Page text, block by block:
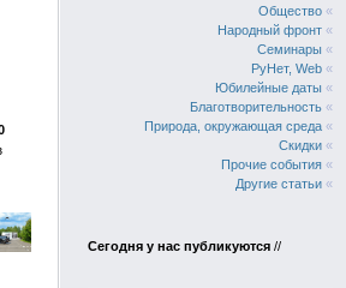
Общество «
Народный фронт «
Семинары «
РуНет, Web «
Юбилейные даты «
Благотворительность «
Природа, окружающая среда «
Скидки «
Прочие события «
Другие статьи «
Сегодня у нас публикуются //